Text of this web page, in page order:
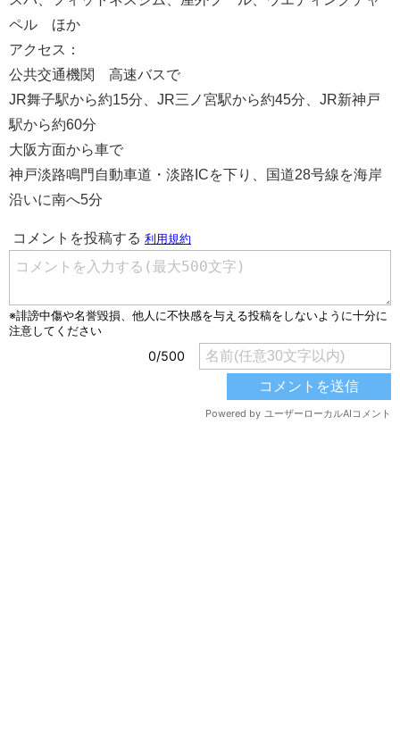
ペル ほか
アクセス：
公共交通機関 高速バスで
JR舞子駅から約15分、JR三ノ宮駅から約45分、JR新神戸
駅から約60分
大阪方面から車で
神戸淡路鳴門自動車道・淡路ICを下り、国道28号線を海岸
沿いに南へ5分